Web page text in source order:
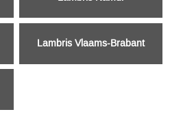
Lambris Vlaams-Brabant